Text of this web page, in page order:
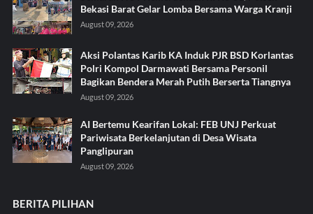
Bekasi Barat Gelar Lomba Bersama Warga Kranji
August 09, 2026
Aksi Polantas Karib KA Induk PJR BSD Korlantas
Polri Kompol Darmawati Bersama Personil
Bagikan Bendera Merah Putih Berserta Tiangnya
August 09, 2026
AI Bertemu Kearifan Lokal: FEB UNJ Perkuat
Pariwisata Berkelanjutan di Desa Wisata
Panglipuran
August 09, 2026
BERITA PILIHAN